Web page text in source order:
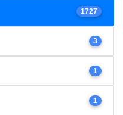
1727
3
1
1